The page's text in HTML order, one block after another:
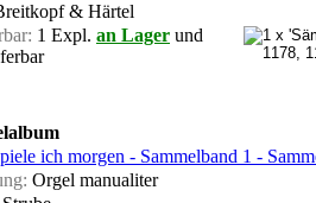
& Härtel
1 Expl. an Lager und
ich morgen - Sammelband 1 -
Orgel manualiter